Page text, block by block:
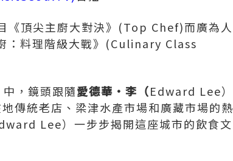
《頂尖主廚大對決》(Top Chef)而廣為人
：料理階級大戰》(Culinary Class
，鏡頭跟隨愛德華 • 李（Edward Lee）
傳統老店、梁津水產市場和廣藏市場的熱
Lee）一步步揭開這座城市的飲食文